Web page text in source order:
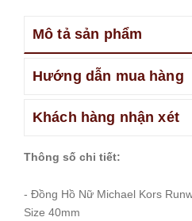
Mô tả sản phẩm
Hướng dẫn mua hàng
Khách hàng nhận xét
Thông số chi tiết:
- Đồng Hồ Nữ Michael Kors
Size 40mm